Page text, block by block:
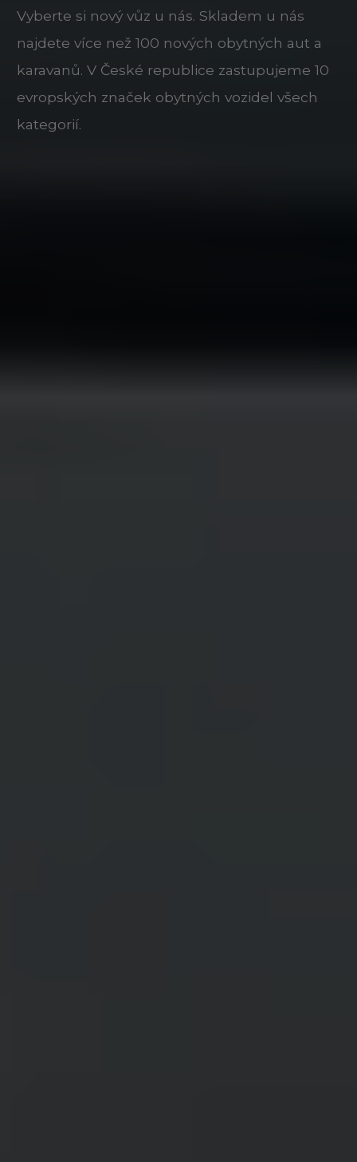
Vyberte si nový vůz u nás. Skladem u nás
najdete více než 100 nových obytných aut a
karavanů. V České republice zastupujeme 10
evropských značek obytných vozidel všech
kategorií.